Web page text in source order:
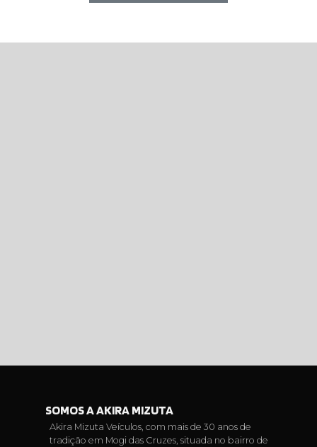
SOMOS A AKIRA MIZUTA
Akira Mizuta Veículos, com mais de 30 anos de
tradição em Mogi das Cruzes, situada no bairro de